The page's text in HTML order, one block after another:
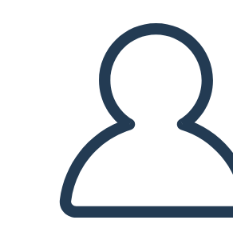
Copy this Storyboard
CREATE A STORYBOARD
PLAY SLIDESHOW
READ TO ME